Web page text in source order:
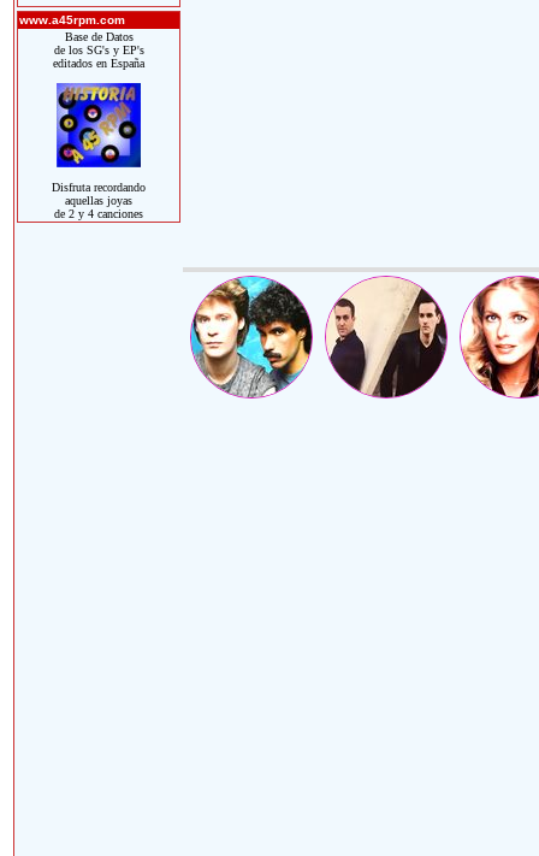
www.a45rpm.com
Base de Datos
de los SG's y EP's
editados en España
Disfruta recordando
aquellas joyas
de 2 y 4 canciones